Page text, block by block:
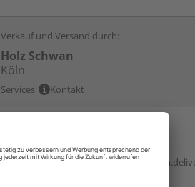
Verkauf und Versand durch:
Holz Schwan
Köln
Services Kontakt
Auf Vorbestellung: